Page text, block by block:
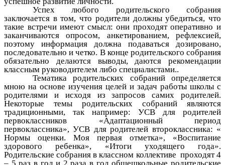
Успех любого родительского собрания
заключается в том, что родители должны убедиться, что
такие встречи имеют смысл: они проходят оперативно и
заканчиваются опросом, анкетированием, рефлексией,
поэтому информация должна подаваться дозировано,
последовательно и четко. В конце родительского собрания
обязательно делаются выводы, даются рекомендации
классным руководителем либо специалистами..
Тематика родительских собраний определяется
мною на основе изучения целей и задач работы школы с
родителями и исходя из запросов самих родителей.
Некоторые темы родительских собраний являются
традиционными, так например: УСВ для родителей
первоклассников «Адаптационный период
первоклассника», УСВ для родителей второклассника: «
Нормы оценки. Моя первая отметка», «Воспитание
здорового ребенка», «Итоги уходящего года».
Родительские собрания в классном коллективе проходят 4